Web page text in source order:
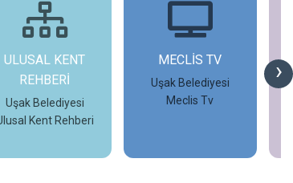
›
MECLİS TV
Uşak Belediyesi
Meclis Tv
OTOBÜS
SEFERLERİ
Uşak Belediyesi